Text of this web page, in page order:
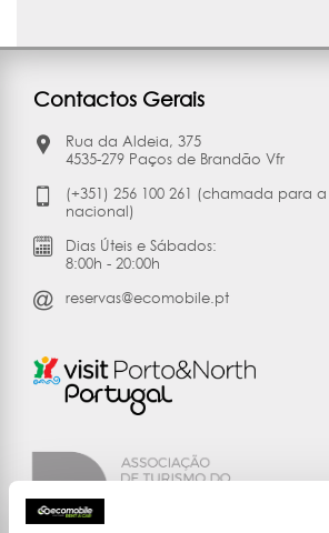
Contactos Gerais
Rua da Aldeia, 375
4535-279 Paços de Brandão Vfr
(+351) 256 100 261 (chamada para
nacional)
Dias Úteis e Sábados:
8:00h - 20:00h
reservas@ecomobile.pt